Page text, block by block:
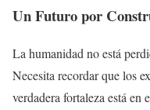
Un Futuro por
La humanidad no está
Necesita recordar que los
verdadera fortaleza está en